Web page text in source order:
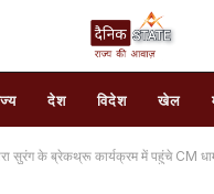
देश विदेश खेल
के ब्रेकथ्रू कार्यक्रम में पहुंचे CM धामी, टनल बनने से गंगोत्री-